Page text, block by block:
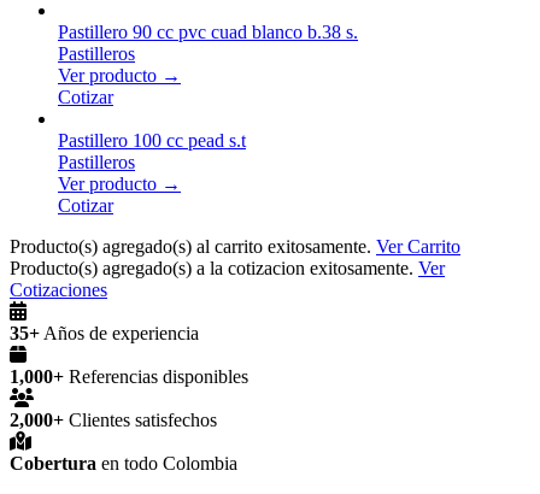
Pastillero 90 cc pvc cuad blanco b.38 s.
Pastilleros
Ver producto →
Cotizar
Pastillero 100 cc pead s.t
Pastilleros
Ver producto →
Cotizar
Producto(s) agregado(s) al carrito exitosamente. Ver Carrito
Producto(s) agregado(s) a la cotizacion exitosamente. Ver
Cotizaciones
35+ Años de experiencia
1,000+ Referencias disponibles
2,000+ Clientes satisfechos
Cobertura en todo Colombia